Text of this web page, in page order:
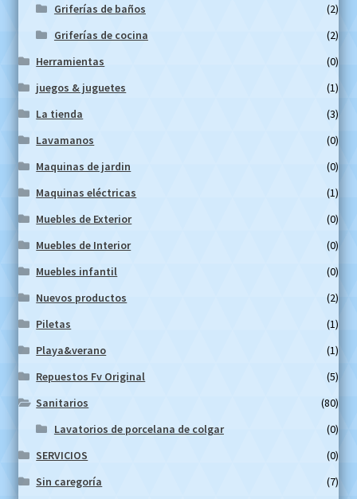
Griferías de baños
(2)
Griferías de cocina
(2)
Herramientas
(0)
juegos & juguetes
(1)
La tienda
(3)
Lavamanos
(0)
Maquinas de jardin
(0)
Maquinas eléctricas
(1)
Muebles de Exterior
(0)
Muebles de Interior
(0)
Muebles infantil
(0)
Nuevos productos
(2)
Piletas
(1)
Playa&verano
(1)
Repuestos Fv Original
(5)
Sanitarios
(80)
Lavatorios de porcelana de colgar
(0)
SERVICIOS
(0)
Sin caregoría
(7)